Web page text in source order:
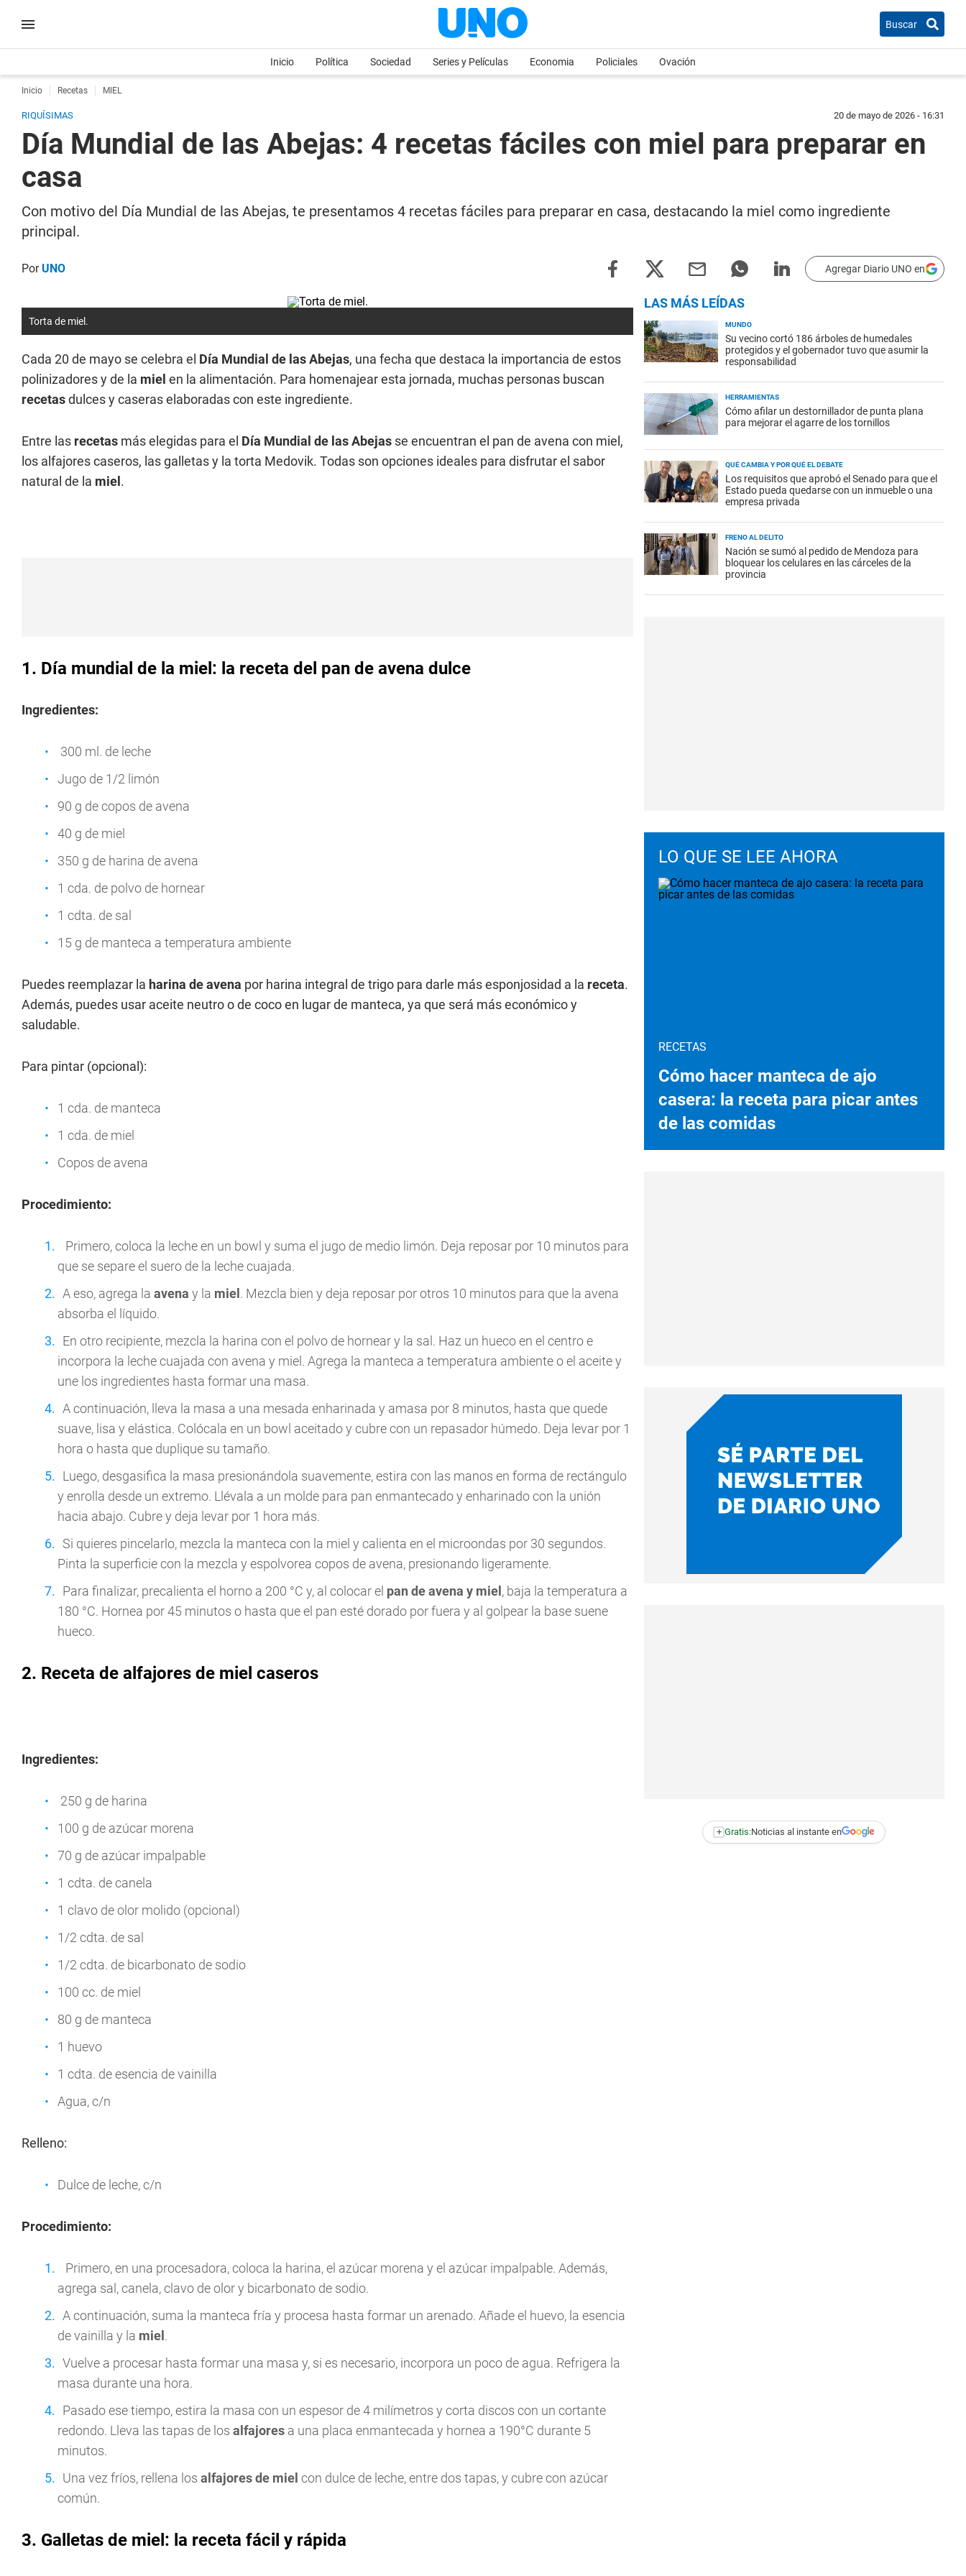
Buscar
Inicio Política Sociedad Series y Películas Economia Policiales Ovación
Inicio Recetas MIEL
RIQUÍSIMAS 20 de mayo de 2026 - 16:31
Día Mundial de las Abejas: 4 recetas fáciles con miel para preparar en
casa
Con motivo del Día Mundial de las Abejas, te presentamos 4 recetas fáciles para preparar en casa, destacando la miel como ingrediente
principal.
PorUNO Agregar Diario UNO en
Torta de miel.
Cada 20 de mayo se celebra el Día Mundial de las Abejas, una fecha que destaca la importancia de estos
polinizadores y de la miel en la alimentación. Para homenajear esta jornada, muchas personas buscan
recetasdulces y caseras elaboradas con este ingrediente.
Entre las recetas más elegidas para el Día Mundial de las Abejas se encuentran el pan de avena con miel,
los alfajores caseros, las galletas y la torta Medovik. Todas son opciones ideales para disfrutar el sabor
natural de la miel .
1. Día mundial de la miel: la receta del pan de avena dulce
Ingredientes:
300 ml. de leche
Jugo de 1/2 limón
90 g de copos de avena
40 g de miel
350 g de harina de avena
1 cda. de polvo de hornear
1 cdta. de sal
15 g de manteca a temperatura ambiente
Puedes reemplazar la harina de avena por harina integral de trigo para darle más esponjosidad a la receta.
Además, puedes usar aceite neutro o de coco en lugar de manteca, ya que será más económico y
saludable.
Para pintar (opcional):
1 cda. de manteca
1 cda. de miel
Copos de avena
Procedimiento:
Primero, coloca la leche en un bowl y suma el jugo de medio limón. Deja reposar por 10 minutos para
que se separe el suero de la leche cuajada.
A eso, agrega la avena y la miel . Mezcla bien y deja reposar por otros 10 minutos para que la avena
absorba el líquido.
En otro recipiente, mezcla la harina con el polvo de hornear y la sal. Haz un hueco en el centro e
incorpora la leche cuajada con avena y miel. Agrega la manteca a temperatura ambiente o el aceite y
une los ingredientes hasta formar una masa.
A continuación, lleva la masa a una mesada enharinada y amasa por 8 minutos, hasta que quede
suave, lisa y elástica. Colócala en un bowl aceitado y cubre con un repasador húmedo. Deja levar por 1
hora o hasta que duplique su tamaño.
Luego, desgasifica la masa presionándola suavemente, estira con las manos en forma de rectángulo
y enrolla desde un extremo. Llévala a un molde para pan enmantecado y enharinado con la unión
hacia abajo. Cubre y deja levar por 1 hora más.
Si quieres pincelarlo, mezcla la manteca con la miel y calienta en el microondas por 30 segundos.
Pinta la superficie con la mezcla y espolvorea copos de avena, presionando ligeramente.
Para finalizar, precalienta el horno a 200 °C y, al colocar el pan de avena y miel , baja la temperatura a
180 °C. Hornea por 45 minutos o hasta que el pan esté dorado por fuera y al golpear la base suene
hueco.
2. Receta de alfajores de miel caseros
Ingredientes:
250 g de harina
100 g de azúcar morena
70 g de azúcar impalpable
1 cdta. de canela
1 clavo de olor molido (opcional)
1/2 cdta. de sal
1/2 cdta. de bicarbonato de sodio
100 cc. de miel
80 g de manteca
1 huevo
1 cdta. de esencia de vainilla
Agua, c/n
Relleno:
Dulce de leche, c/n
Procedimiento:
Primero, en una procesadora, coloca la harina, el azúcar morena y el azúcar impalpable. Además,
agrega sal, canela, clavo de olor y bicarbonato de sodio.
A continuación, suma la manteca fría y procesa hasta formar un arenado. Añade el huevo, la esencia
de vainilla y la miel .
Vuelve a procesar hasta formar una masa y, si es necesario, incorpora un poco de agua. Refrigera la
masa durante una hora.
Pasado ese tiempo, estira la masa con un espesor de 4 milímetros y corta discos con un cortante
redondo. Lleva las tapas de los alfajores a una placa enmantecada y hornea a 190°C durante 5
minutos.
Una vez fríos, rellena los alfajores de miel con dulce de leche, entre dos tapas, y cubre con azúcar
común.
3. Galletas de miel: la receta fácil y rápida
LAS MÁS LEÍDAS
MUNDO
Su vecino cortó 186 árboles de humedales
protegidos y el gobernador tuvo que asumir la
responsabilidad
HERRAMIENTAS
Cómo afilar un destornillador de punta plana
para mejorar el agarre de los tornillos
QUÉ CAMBIA Y POR QUÉ EL DEBATE
Los requisitos que aprobó el Senado para que el
Estado pueda quedarse con un inmueble o una
empresa privada
FRENO AL DELITO
Nación se sumó al pedido de Mendoza para
bloquear los celulares en las cárceles de la
provincia
LO QUE SE LEE AHORA
RECETAS
Cómo hacer manteca de ajo
casera: la receta para picar antes
de las comidas
+ Gratis:Noticias al instante en